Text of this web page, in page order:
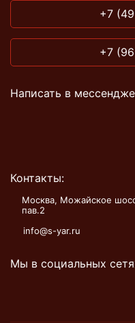
+7
+7
Написать в
Контакты:
Москва, Можайское
пав.2
info@s-yar.ru
Мы в социальных